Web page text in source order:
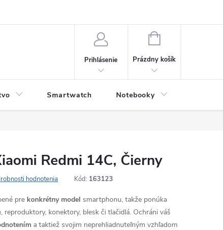
Prihlásenie
NÁKUPNÝ
Prázdny košík
Smartwatch Notebooky
Redmi 14C, Čierny
hodnotenia Kód: 163123
pre konkrétny model smartphonu, takže ponúka
reproduktory, konektory, blesk či tlačidlá. Ochráni váš
a taktiež svojim neprehliadnuteľným vzhľadom